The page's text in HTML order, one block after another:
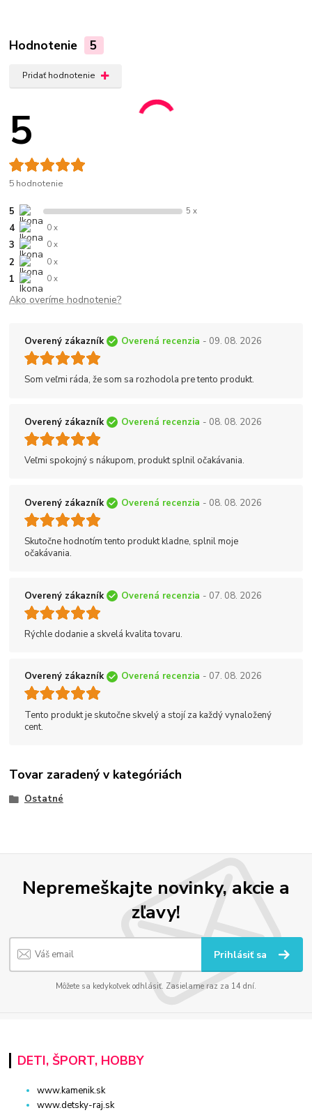
Hodnotenie 5
Pridať hodnotenie
5
5 hodnotenie
5 5 x
4 0 x
3 0 x
2 0 x
1 0 x
Ako overíme hodnotenie?
Overený zákazník Overená recenzia - 09. 08. 2026
Som veľmi ráda, že som sa rozhodola pre tento produkt.
Overený zákazník Overená recenzia - 08. 08. 2026
Veľmi spokojný s nákupom, produkt splnil očakávania.
Overený zákazník Overená recenzia - 08. 08. 2026
Skutočne hodnotím tento produkt kladne, splnil moje
očakávania.
Overený zákazník Overená recenzia - 07. 08. 2026
Rýchle dodanie a skvelá kvalita tovaru.
Overený zákazník Overená recenzia - 07. 08. 2026
Tento produkt je skutočne skvelý a stojí za každý vynaložený
cent.
Tovar zaradený v kategóriách
Ostatné
Nepremeškajte novinky, akcie a
zľavy!
Prihlásiť sa
Môžete sa kedykoľvek odhlásiť. Zasielame raz za 14 dní.
DETI, ŠPORT, HOBBY
www.kamenik.sk
www.detsky-raj.sk